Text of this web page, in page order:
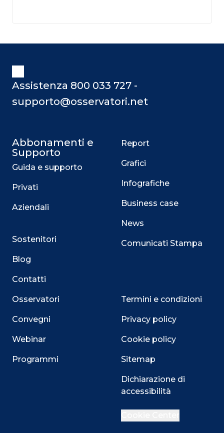
Assistenza 800 033 727 -
supporto@osservatori.net
Abbonamenti e
Supporto
Guida e supporto
Privati
Aziendali
Sostenitori
Blog
Contatti
Osservatori
Convegni
Webinar
Programmi
Report
Grafici
Infografiche
Business case
News
Comunicati Stampa
Termini e condizioni
Privacy policy
Cookie policy
Sitemap
Dichiarazione di
accessibilità